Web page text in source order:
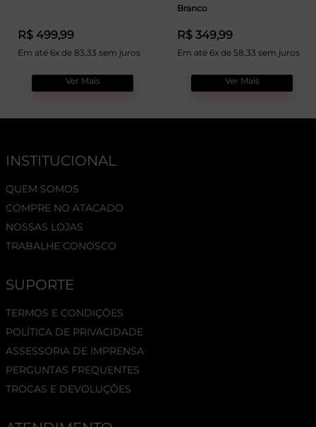
R$ 499,99
Em até 6x de 83,33 sem juros
Ver Mais
Branco
R$ 349,99
Em até 6x de 58,33 sem juros
Ver Mais
INSTITUCIONAL
QUEM SOMOS
COMPRE NO ATACADO
NOSSAS LOJAS
TRABALHE CONOSCO
SUPORTE
TERMOS E CONDIÇÕES
POLÍTICA DE PRIVACIDADE
ASSESSORIA DE IMPRENSA
PERGUNTAS FREQUENTES
TROCAS E DEVOLUÇÕES